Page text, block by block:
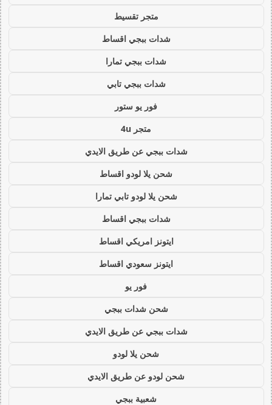
متجر تقسيط
شدات ببجي اقساط
شدات ببجي تمارا
شدات ببجي تابي
فور يو ستور
متجر 4u
شدات ببجي عن طريق الايدي
شحن يلا لودو اقساط
شحن يلا لودو تابي تمارا
شدات ببجي اقساط
ايتونز امريكي اقساط
ايتونز سعودي اقساط
فور يو
شحن شدات ببجي
شدات ببجي عن طريق الايدي
شحن يلا لودو
شحن لودو عن طريق الايدي
شعبية ببجي